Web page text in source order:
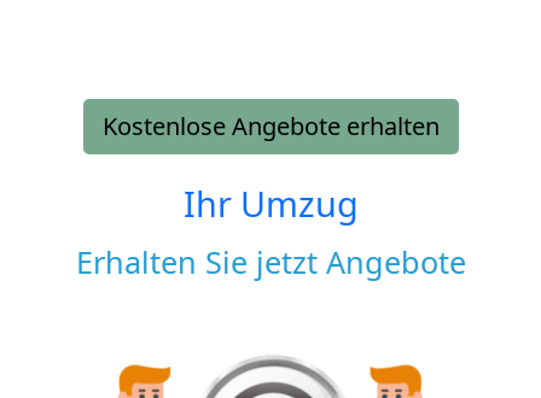
Kostenlose Angebote erhalten
Ihr Umzug
Erhalten Sie jetzt Angebote